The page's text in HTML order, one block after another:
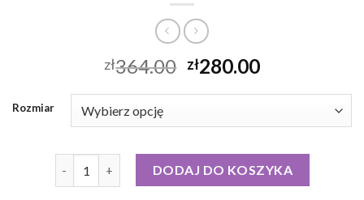
zł364.00 zł280.00
Rozmiar
ilość blauer kurtka puchowa damska
DODAJ DO KOSZYKA